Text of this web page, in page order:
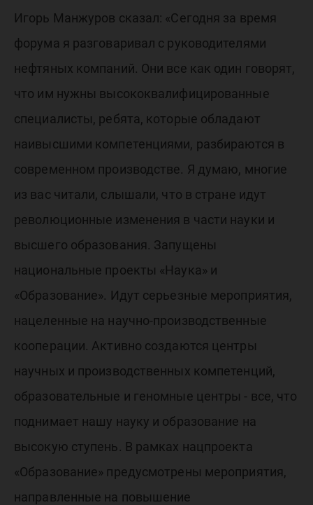
Игорь Манжуров сказал: «Сегодня за время
форума я разговаривал с руководителями
нефтяных компаний. Они все как один говорят,
что им нужны высококвалифицированные
специалисты, ребята, которые обладают
наивысшими компетенциями, разбираются в
современном производстве. Я думаю, многие
из вас читали, слышали, что в стране идут
революционные изменения в части науки и
высшего образования. Запущены
национальные проекты «Наука» и
«Образование». Идут серьезные мероприятия,
нацеленные на научно-производственные
кооперации. Активно создаются центры
научных и производственных компетенций,
образовательные и геномные центры - все, что
поднимает нашу науку и образование на
высокую ступень. В рамках нацпроекта
«Образование» предусмотрены мероприятия,
направленные на повышение